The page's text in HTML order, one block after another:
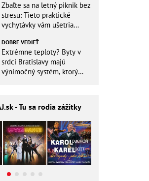
Zbaľte sa na letný piknik bez
stresu: Tieto praktické
vychytávky vám ušetria
DOBRE VEDIEŤ
Extrémne teploty? Byty v
srdci Bratislavy majú
výnimočný systém, ktorý
.sk - Tu sa rodia zážitky